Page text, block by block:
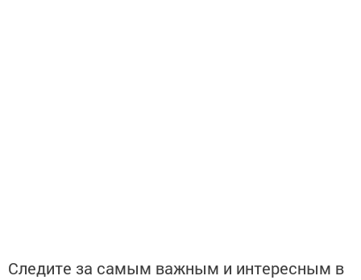
Следите за самым важным и интересным в